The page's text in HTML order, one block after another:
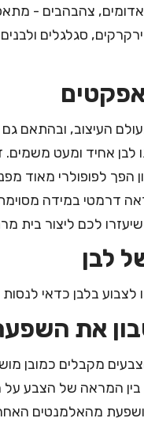
צהבהבים -
סגלגלים
העיצוב, ובהתאם
אחיד ומעט משמים.
לפופולרי מאוד
דרמטי במידה
לכם ליצור בית
בלבן כדאי לנסות
מקבלים כמובן
המראה של הצבע
מהאלמנטים